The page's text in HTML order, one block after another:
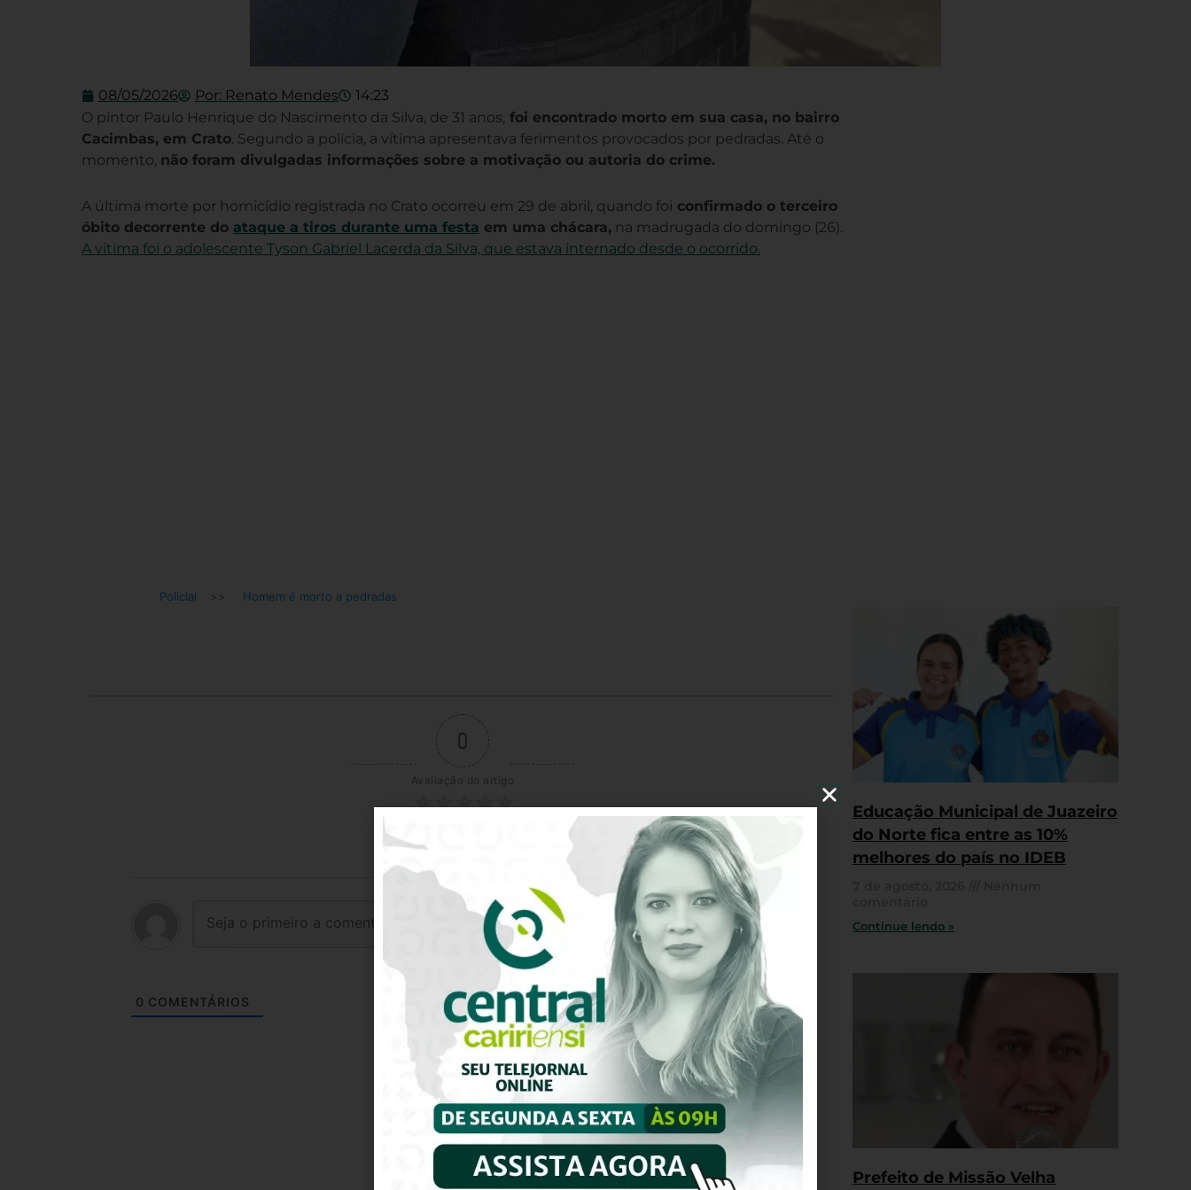
08/05/2026 Por: Renato Mendes
14:23
O pintor Paulo Henrique do Nascimento da Silva, de 31 anos, foi encontrado morto em sua casa, no bairro
Cacimbas, em Crato. Segundo a polícia, a vítima apresentava ferimentos provocados por pedradas. Até o
momento, não foram divulgadas informações sobre a motivação ou autoria do crime.
A última morte por homicídio registrada no Crato ocorreu em 29 de abril, quando foi confirmado o terceiro
óbito decorrente do ataque a tiros durante uma festa em uma chácara, na madrugada do domingo (26).
A vítima foi o adolescente Tyson Gabriel Lacerda da Silva, que estava internado desde o ocorrido.
Policial >> Homem é morto a pedradas
0
Avaliação do artigo
0 COMENTÁRIOS
Educação Municipal de Juazeiro
do Norte fica entre as 10%
melhores do país no IDEB
Continue lendo »
Prefeito de Missão Velha